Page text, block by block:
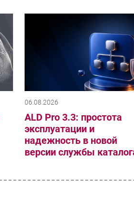
06.08.2026
ALD Pro 3.3: простота
эксплуатации и
надежность в новой
версии службы